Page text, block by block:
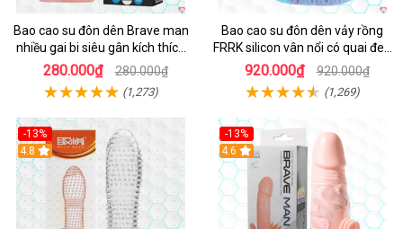
Bao cao su đôn dên Brave man
nhiều gai bi siêu gân kích thích
cực mạnh
280.000₫ 280.000₫
(1,273)
Bao cao su đôn dên vảy rồng
FRRK silicon vân nổi có quai đeo
bìu tăng khoái cảm
920.000₫ 920.000₫
(1,269)
-13%
Hot
4.8
-13%
4.6